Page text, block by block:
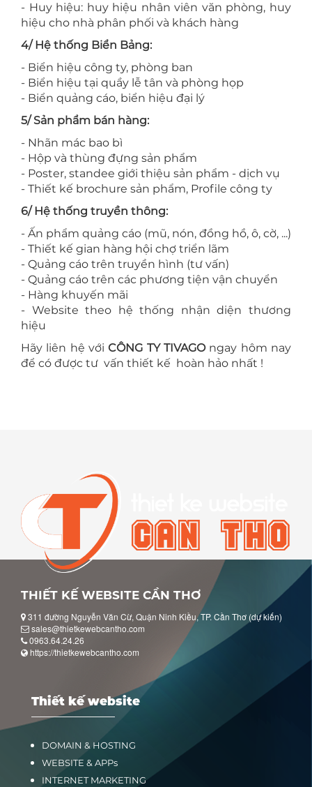
- Huy hiệu: huy hiệu nhân viên văn phòng, huy
hiệu cho nhà phân phối và khách hàng
4/ Hệ thống Biển Bảng:
- Biển hiệu công ty, phòng ban
- Biển hiệu tại quầy lễ tân và phòng họp
- Biển quảng cáo, biển hiệu đại lý
5/ Sản phẩm bán hàng:
- Nhãn mác bao bì
- Hộp và thùng đựng sản phẩm
- Poster, standee giới thiệu sản phẩm - dịch vụ
- Thiết kế brochure sản phẩm, Profile công ty
6/ Hệ thống truyền thông:
- Ấn phẩm quảng cáo (mũ, nón, đồng hồ, ô, cờ, ...)
- Thiết kế gian hàng hội chợ triển lãm
- Quảng cáo trên truyền hình (tư vấn)
- Quảng cáo trên các phương tiện vận chuyển
- Hàng khuyến mãi
- Website theo hệ thống nhận diện thương
hiệu
Hãy liên hệ vớiCÔNG TY TIVAGO ngay hôm nay
để có được tư vấn thiết kế hoàn hảo nhất !
THIẾT KẾ WEBSITE CẦN THƠ
311 đường Nguyễn Văn Cừ, Quận Ninh Kiều, TP. Cần Thơ (dự kiến)
sales@thietkewebcantho.com
0963.64.24.26
https://thietkewebcantho.com
Thiết kế website
DOMAIN & HOSTING
WEBSITE & APPs
INTERNET MARKETING